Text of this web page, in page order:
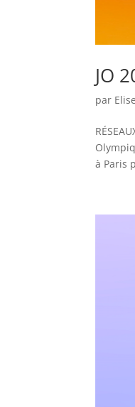
JO
par Elise
à Paris